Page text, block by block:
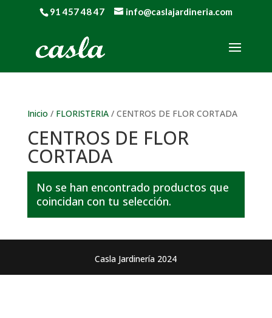
91 457 48 47 info@caslajardineria.com
Inicio / FLORISTERIA/ CENTROS DE FLOR CORTADA
CENTROS DE FLOR
CORTADA
No se han encontrado productos que
coincidan con tu selección.
Casla Jardinería 2024